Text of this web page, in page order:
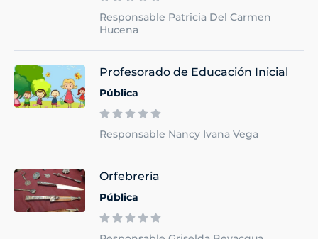
Responsable Patricia Del Carmen
Hucena
Profesorado de Educación Inicial
Pública
Responsable Nancy Ivana Vega
Orfebreria
Pública